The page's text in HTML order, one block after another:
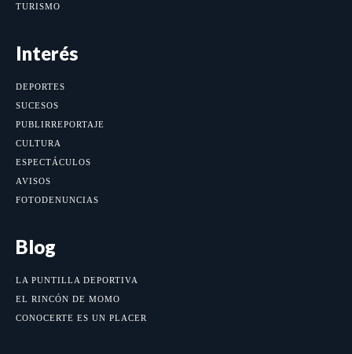
TURISMO
Interés
DEPORTES
SUCESOS
PUBLIRREPORTAJE
CULTURA
ESPECTÁCULOS
AVISOS
FOTODENUNCIAS
Blog
LA PUNTILLA DEPORTIVA
EL RINCÓN DE MOMO
CONOCERTE ES UN PLACER